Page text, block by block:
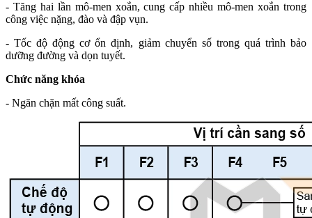
- Tăng hai lần mô-men xoắn, cung cấp nhiều mô-men xoắn trong
công việc nặng, đào và đập vụn.
- Tốc độ động cơ ổn định, giảm chuyển số trong quá trình bảo
dưỡng đường và dọn tuyết.
Chức năng khóa
- Ngăn chặn mất công suất.